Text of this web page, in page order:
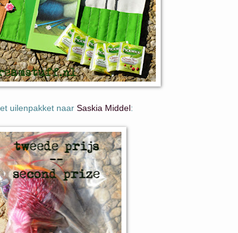
uilenpakket naar Saskia Middel :